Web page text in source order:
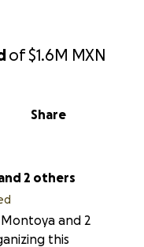
of$1.6M MXN
Share
and 2 others
and 2
this